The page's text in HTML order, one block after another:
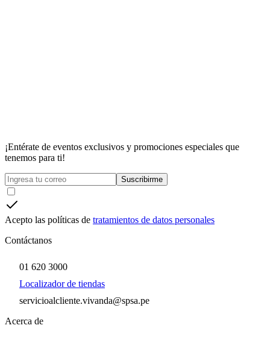
¡Entérate de eventos exclusivos y promociones especiales que
tenemos para ti!
Suscribirme
Acepto las políticas de tratamientos de datos personales
Contáctanos
01 620 3000
Localizador de tiendas
servicioalcliente.vivanda@spsa.pe
Acerca de